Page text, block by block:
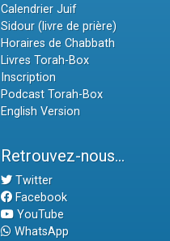
Calendrier Juif
Sidour (livre de prière)
Horaires de Chabbath
Livres Torah-Box
Inscription
Podcast Torah-Box
English Version
Retrouvez-nous...
Twitter
Facebook
YouTube
WhatsApp